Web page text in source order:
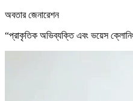
অবতার জেনারেশন
“প্রাকৃতিক অভিব্যক্তি এবং ভয়েস